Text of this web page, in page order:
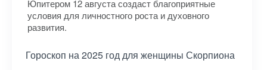
Юпитером 12 августа создаст благоприятные
условия для личностного роста и духовного
развития.
Гороскоп на 2025 год для женщины Скорпиона